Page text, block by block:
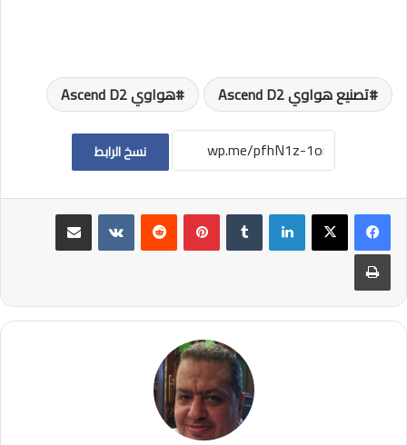
تصنيع هواوي Ascend D2 هواوي Ascend D2
نسخ الرابط
لينكدإن بينتيريست
مشاركة عبر البريد
طباعة